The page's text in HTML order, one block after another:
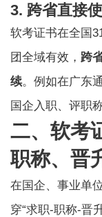
3. 跨省直接
软考证书在全国
团全域有效， 跨
续。例如在广东
国企入职、评职
二、软考
职称、晋
在国企、事业单
穿“求职-职称-晋